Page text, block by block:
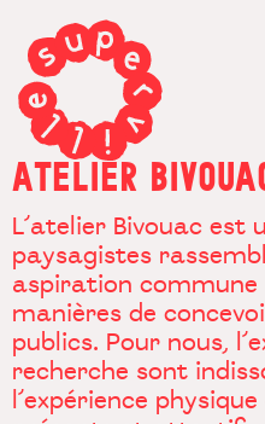
ATELIER
L’atelier Bivouac est
paysagistes
aspiration commune
manières de
publics. Pour nous,
recherche sont
l’expérience